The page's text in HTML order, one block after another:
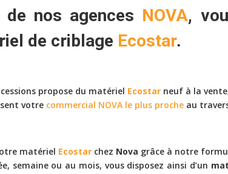
nos agences NOVA,
de criblage Ecostar.
propose du matériel Ecostar neuf à la
votre commercial NOVA le plus proche au
matériel Ecostar chez Nova grâce à notre
semaine ou au mois, vous disposez ainsi d’un